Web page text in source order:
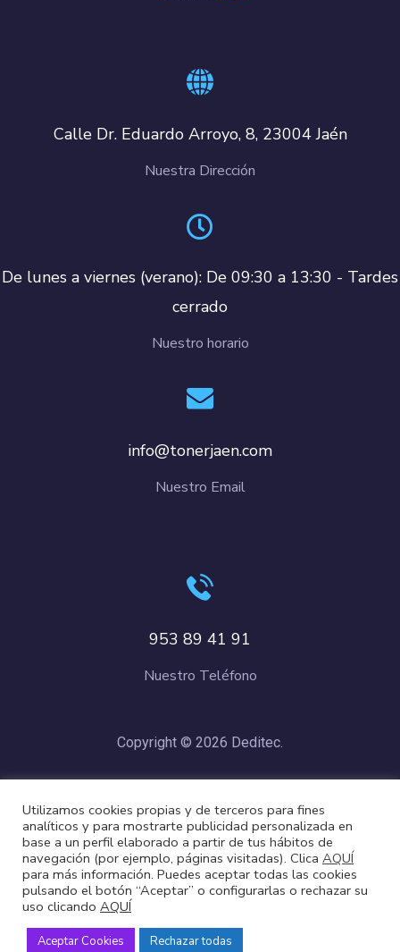
Calle Dr. Eduardo Arroyo, 8, 23004 Jaén
Nuestra Dirección
De lunes a viernes (verano): De 09:30 a 13:30 - Tardes
cerrado
Nuestro horario
info@tonerjaen.com
Nuestro Email
953 89 41 91
Nuestro Teléfono
Copyright © 2026 Deditec.
Cookies
Utilizamos cookies propias y de terceros para fines
analíticos y para mostrarte publicidad personalizada en
base a un perfil elaborado a partir de tus hábitos de
navegación (por ejemplo, páginas visitadas). Clica AQUÍ
para más información. Puedes aceptar todas las cookies
pulsando el botón “Aceptar” o configurarlas o rechazar su
uso clicando AQUÍ
Aceptar Cookies Rechazar todas